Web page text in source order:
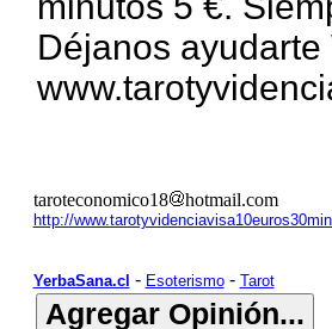
Déjanos
taroteconomico18 hotmail.com
http://
YerbaSana.cl - Esoterismo- Tarot